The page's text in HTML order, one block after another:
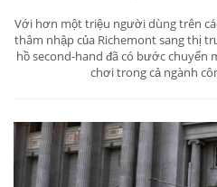
Với hơn một triệu người dùng trên
thâm nhập của Richemont sang thị
hồ second-hand đã có bước chuyển
chơi trong cả ngành